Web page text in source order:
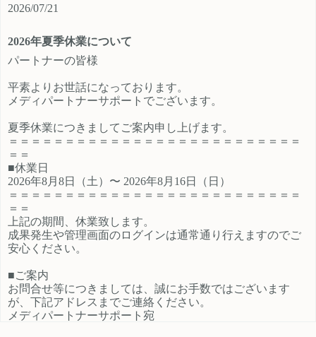
ださい。 メディパートナーにご登録
いただいているアフィリエイター様
連絡ください。
ール欄に注目のカテゴリを見たとい
う旨をご入力ください。 メディパー
ィリエイター様は「お問い合わせは
こちら」からご連絡ください。
2026/07/21
2026年夏季休業について
パートナーの皆様
平素よりお世話になっております。
メディパートナーサポートでございます。
夏季休業につきましてご案内申し上げます。
＝＝＝＝＝＝＝＝＝＝＝＝＝＝＝＝＝＝＝＝＝＝＝＝＝＝
＝＝
■休業日
2026年8月8日（土）〜 2026年8月16日（日）
＝＝＝＝＝＝＝＝＝＝＝＝＝＝＝＝＝＝＝＝＝＝＝＝＝＝
＝＝
上記の期間、休業致します。
成果発生や管理画面のログインは通常通り行えますのでご
安心ください。
■ご案内
お問合せ等につきましては、誠にお手数ではございます
が、下記アドレスまでご連絡ください。
メディパートナーサポート宛